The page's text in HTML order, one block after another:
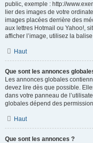
public, exemple : http://
lier des images de votre
images placées derrière des
aux lettres Hotmail ou Yahoo!,
afficher l’image, utilisez la
Haut
Que sont les annonces
Les annonces globales
devez lire dès que possible.
dans votre panneau de
globales dépend des
Haut
Que sont les annonces ?